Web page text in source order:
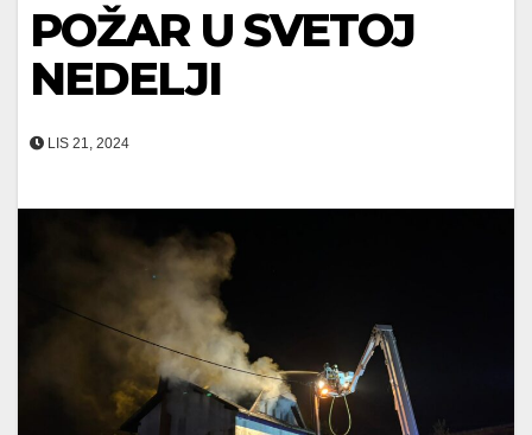
POŽAR U SVETOJ
NEDELJI
LIS 21, 2024